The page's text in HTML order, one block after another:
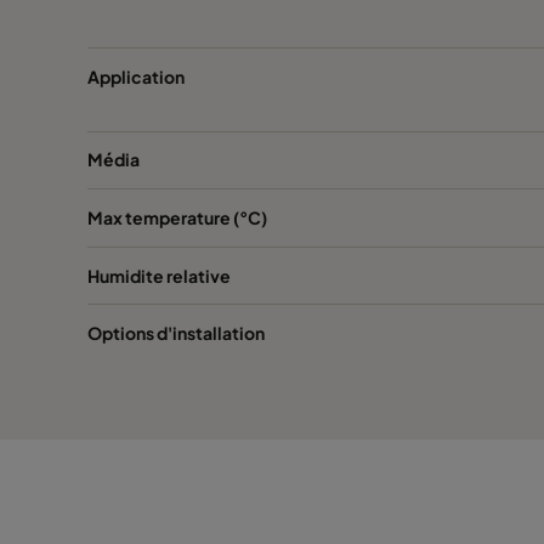
Application
Média
Max temperature (°C)
Humidite relative
Options d'installation